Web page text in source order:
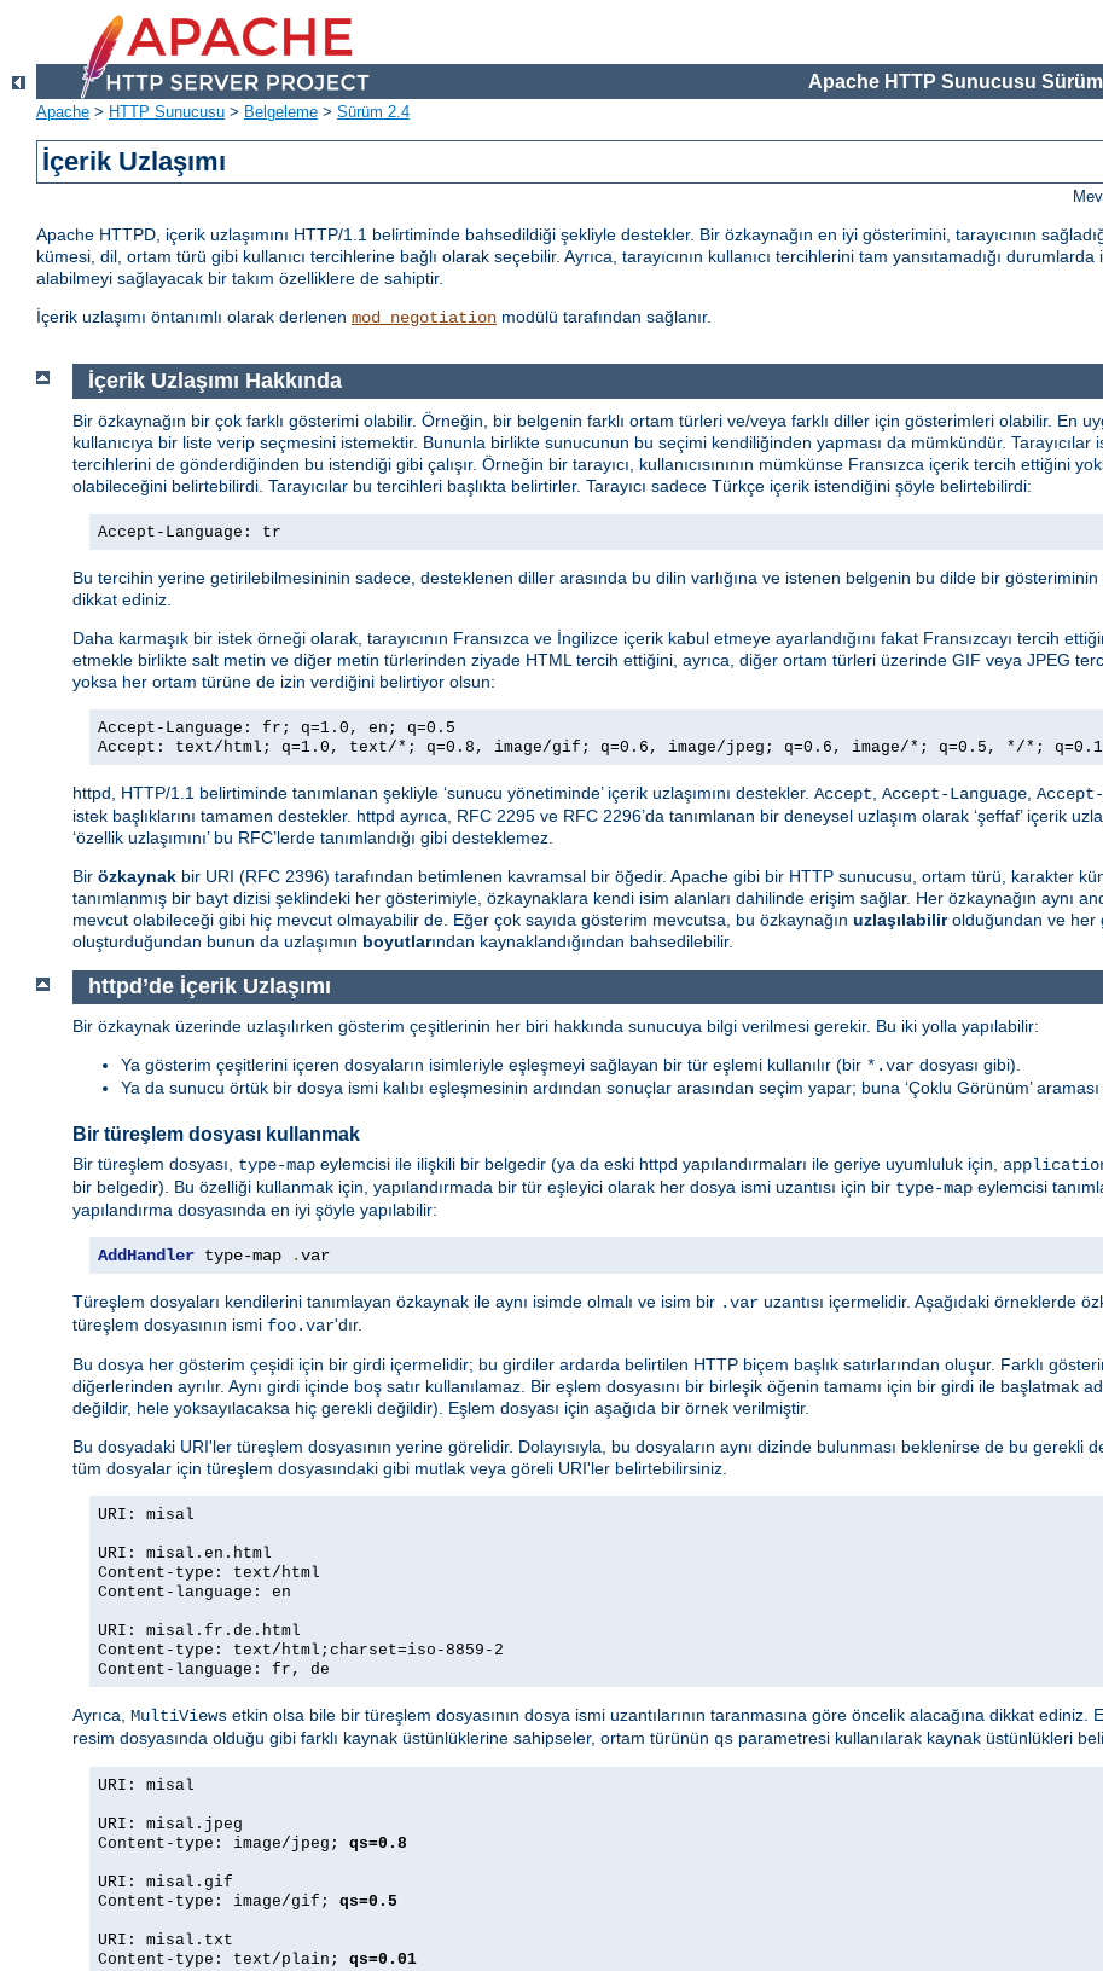
Apache HTTP Sunucusu
Apache > HTTP Sunucusu > Belgeleme > Sürüm 2.4
İçerik Uzlaşımı
Apache HTTPD, içerik uzlaşımını HTTP/1.1 belirtiminde bahsedildiği şekliyle destekler. Bir özkaynağın en iyi gösterimini, tarayıcının
kümesi, dil, ortam türü gibi kullanıcı tercihlerine bağlı olarak seçebilir. Ayrıca, tarayıcının kullanıcı tercihlerini tam yansıtamadığı durumlarda
alabilmeyi sağlayacak bir takım özelliklere de sahiptir.
İçerik uzlaşımı öntanımlı olarak derlenen mod_negotiation modülü tarafından sağlanır.
İçerik Uzlaşımı Hakkında
Bir özkaynağın bir çok farklı gösterimi olabilir. Örneğin, bir belgenin farklı ortam türleri ve/veya farklı diller için gösterimleri olabilir. En
kullanıcıya bir liste verip seçmesini istemektir. Bununla birlikte sunucunun bu seçimi kendiliğinden yapması da mümkündür. Tarayıcılar
tercihlerini de gönderdiğinden bu istendiği gibi çalışır. Örneğin bir tarayıcı, kullanıcısınının mümkünse Fransızca içerik tercih ettiğini
olabileceğini belirtebilirdi. Tarayıcılar bu tercihleri başlıkta belirtirler. Tarayıcı sadece Türkçe içerik istendiğini şöyle belirtebilirdi:
Accept-Language: tr
Bu tercihin yerine getirilebilmesininin sadece, desteklenen diller arasında bu dilin varlığına ve istenen belgenin bu dilde bir gösteriminin
dikkat ediniz.
Daha karmaşık bir istek örneği olarak, tarayıcının Fransızca ve İngilizce içerik kabul etmeye ayarlandığını fakat Fransızcayı tercih
etmekle birlikte salt metin ve diğer metin türlerinden ziyade HTML tercih ettiğini, ayrıca, diğer ortam türleri üzerinde GIF veya JPEG
yoksa her ortam türüne de izin verdiğini belirtiyor olsun:
Accept-Language: fr; q=1.0, en; q=0.5
Accept: text/html; q=1.0, text/*; q=0.8, image/gif; q=0.6, image/jpeg; q=0.6, image/*; q=0.5, */*; q=0.1
httpd, HTTP/1.1 belirtiminde tanımlanan şekliyle ‘sunucu yönetiminde’ içerik uzlaşımını destekler. Accept Accept-Language
istek başlıklarını tamamen destekler. httpd ayrıca, RFC 2295 ve RFC 2296’da tanımlanan bir deneysel uzlaşım olarak ‘şeffaf’ içerik
‘özellik uzlaşımını’ bu RFC’lerde tanımlandığı gibi desteklemez.
Bir özkaynak bir URI (RFC 2396) tarafından betimlenen kavramsal bir öğedir. Apache gibi bir HTTP sunucusu, ortam türü, karakter
tanımlanmış bir bayt dizisi şeklindeki her gösterimiyle, özkaynaklara kendi isim alanları dahilinde erişim sağlar. Her özkaynağın aynı
mevcut olabileceği gibi hiç mevcut olmayabilir de. Eğer çok sayıda gösterim mevcutsa, bu özkaynağın uzlaşılabilirolduğundan ve her
oluşturduğundan bunun da uzlaşımın boyutlarından kaynaklandığından bahsedilebilir.
httpd’de İçerik Uzlaşımı
Bir özkaynak üzerinde uzlaşılırken gösterim çeşitlerinin her biri hakkında sunucuya bilgi verilmesi gerekir. Bu iki yolla yapılabilir:
Ya gösterim çeşitlerini içeren dosyaların isimleriyle eşleşmeyi sağlayan bir tür eşlemi kullanılır (bir *.var dosyası gibi).
Ya da sunucu örtük bir dosya ismi kalıbı eşleşmesinin ardından sonuçlar arasından seçim yapar; buna ‘Çoklu Görünüm’ araması
Bir türeşlem dosyası kullanmak
Bir türeşlem dosyası, type-map eylemcisi ile ilişkili bir belgedir (ya da eski httpd yapılandırmaları ile geriye uyumluluk için,
bir belgedir). Bu özelliği kullanmak için, yapılandırmada bir tür eşleyici olarak her dosya ismi uzantısı için bir type-map eylemcisi
yapılandırma dosyasında en iyi şöyle yapılabilir:
AddHandler type-map .var
Türeşlem dosyaları kendilerini tanımlayan özkaynak ile aynı isimde olmalı ve isim bir .var uzantısı içermelidir. Aşağıdaki örneklerde
türeşlem dosyasının ismi foo.var'dır.
Bu dosya her gösterim çeşidi için bir girdi içermelidir; bu girdiler ardarda belirtilen HTTP biçem başlık satırlarından oluşur. Farklı
diğerlerinden ayrılır. Aynı girdi içinde boş satır kullanılamaz. Bir eşlem dosyasını bir birleşik öğenin tamamı için bir girdi ile başlatmak
değildir, hele yoksayılacaksa hiç gerekli değildir). Eşlem dosyası için aşağıda bir örnek verilmiştir.
Bu dosyadaki URI'ler türeşlem dosyasının yerine görelidir. Dolayısıyla, bu dosyaların aynı dizinde bulunması beklenirse de bu gerekli
tüm dosyalar için türeşlem dosyasındaki gibi mutlak veya göreli URI'ler belirtebilirsiniz.
URI: misal
URI: misal.en.html
Content-type: text/html
Content-language: en
URI: misal.fr.de.html
Content-type: text/html;charset=iso-8859-2
Content-language: fr, de
Ayrıca, MultiViews etkin olsa bile bir türeşlem dosyasının dosya ismi uzantılarının taranmasına göre öncelik alacağına dikkat
resim dosyasında olduğu gibi farklı kaynak üstünlüklerine sahipseler, ortam türünün qs parametresi kullanılarak kaynak üstünlükleri
URI: misal
URI: misal.jpeg
Content-type: image/jpeg; qs=0.8
URI: misal.gif
Content-type: image/gif; qs=0.5
URI: misal.txt
Content-type: text/plain; qs=0.01